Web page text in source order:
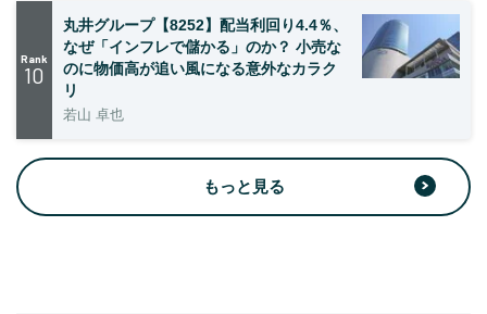
Rank
10
丸井グループ【8252】配当利回り4.4％、
なぜ「インフレで儲かる」のか？ 小売な
のに物価高が追い風になる意外なカラク
リ
若山 卓也
もっと見る